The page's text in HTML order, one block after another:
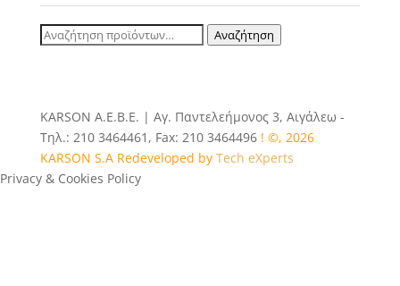
Αναζήτηση
Αναζήτηση
ΚΑRSOΝ Α.E.B.E. | Αγ. Παντελεήμονος 3, Αιγάλεω -
Τηλ.: 210 3464461, Fax: 210 3464496! ©, 2026
KARSON S.A Redeveloped by Tech eXperts
Privacy & Cookies Policy